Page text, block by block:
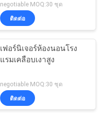
negotiable MOQ:30 ชุด
ติดต่อ
เฟอร์นิเจอร์ห้องนอนโรง
แรมเคลือบเงาสูง
negotiable MOQ:30 ชุด
ติดต่อ